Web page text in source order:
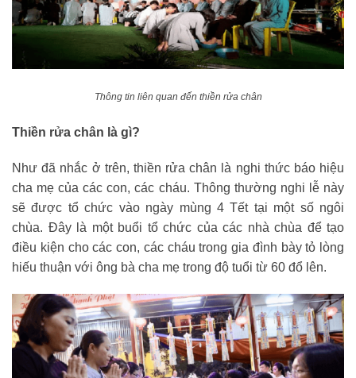
Thông tin liên quan đến thiền rửa chân
Thiền rửa chân là gì?
Như đã nhắc ở trên, thiền rửa chân là nghi thức báo hiệu
cha mẹ của các con, các cháu. Thông thường nghi lễ này
sẽ được tổ chức vào ngày mùng 4 Tết tại một số ngôi
chùa. Đây là một buổi tổ chức của các nhà chùa để tạo
điều kiện cho các con, các cháu trong gia đình bày tỏ lòng
hiếu thuận với ông bà cha mẹ trong độ tuổi từ 60 đổ lên.